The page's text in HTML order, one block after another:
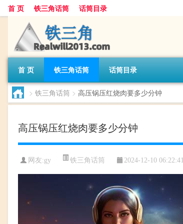
首 页 铁三角话筒 话筒目录
首 页 铁三角话筒 话筒目录
> 铁三角话筒 > 高压锅压红烧肉要多少分钟
高压锅压红烧肉要多少分钟
网友:gy 铁三角话筒 2024-12-10 06:22:41